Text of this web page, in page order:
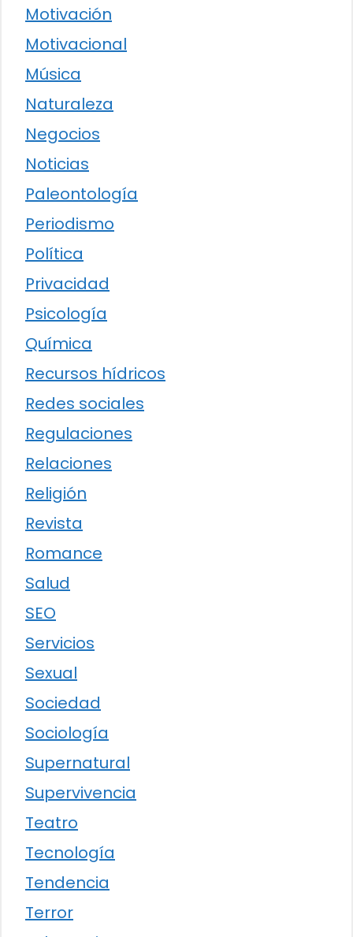
Motivación
Motivacional
Música
Naturaleza
Negocios
Noticias
Paleontología
Periodismo
Política
Privacidad
Psicología
Química
Recursos hídricos
Redes sociales
Regulaciones
Relaciones
Religión
Revista
Romance
Salud
SEO
Servicios
Sexual
Sociedad
Sociología
Supernatural
Supervivencia
Teatro
Tecnología
Tendencia
Terror